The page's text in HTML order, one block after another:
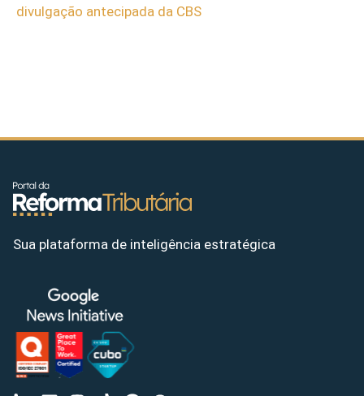
divulgação antecipada da CBS
Sua plataforma de inteligência estratégica